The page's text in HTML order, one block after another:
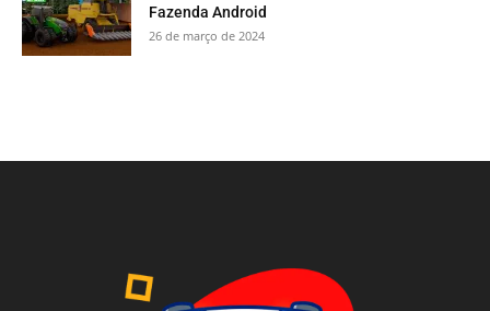
Fazenda Android
26 de março de 2024